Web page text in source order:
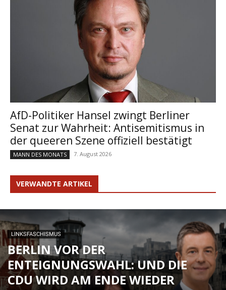
AfD-Politiker Hansel zwingt Berliner
Senat zur Wahrheit: Antisemitismus in
der queeren Szene offiziell bestätigt
MANN DES MONATS 7. August 2026
VERWANDTE ARTIKEL
LINKSFASCHISMUS
BERLIN VOR DER
ENTEIGNUNGSWAHL: UND DIE
CDU WIRD AM ENDE WIEDER